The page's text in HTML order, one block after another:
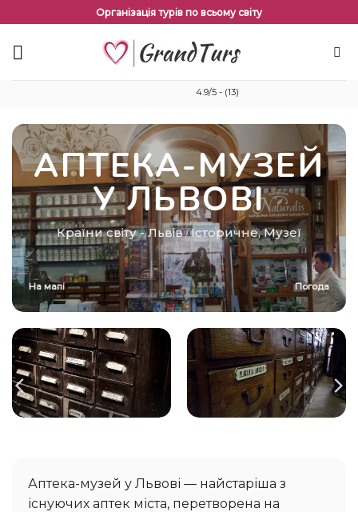
змісту
Організація турів по всьому світу
4.9/5 - (13)
АПТЕКА-МУЗЕЙ
У ЛЬВОВІ
Країни світу-Львів / Історичне,Музеї
На мапі Погода
Аптека-музей у Львові — найстаріша з
існуючих аптек міста, перетворена на